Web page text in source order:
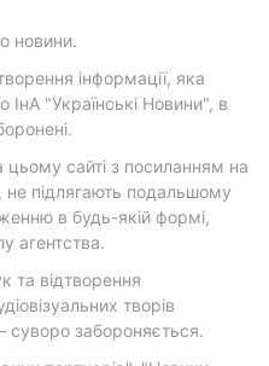
новини.
інформації, яка
ІнА "Українські Новини", в
цьому сайті з посиланням на
не підлягають подальшому
в будь-якій формі,
агентства.
та відтворення
творів
забороняється.